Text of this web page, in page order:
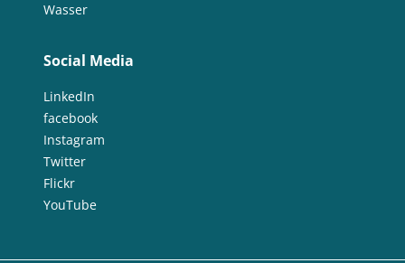
Wasser
Social Media
LinkedIn
facebook
Instagram
Twitter
Flickr
YouTube